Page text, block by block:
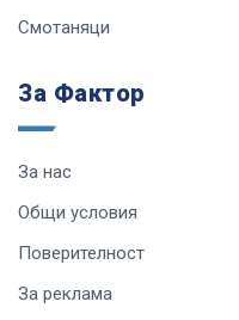
Смотаняци
За Фактор
За нас
Общи условия
Поверителност
За реклама